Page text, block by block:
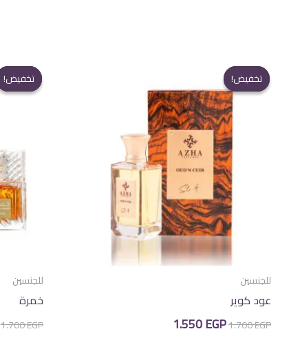
تخفيض!
تخفيض!
للجنسين
عود كوير
1.700EGP السعر
الأصلي1.550EGP
تخفيض!
تخفيض!
للجنسين
خمرة
1.700EGP